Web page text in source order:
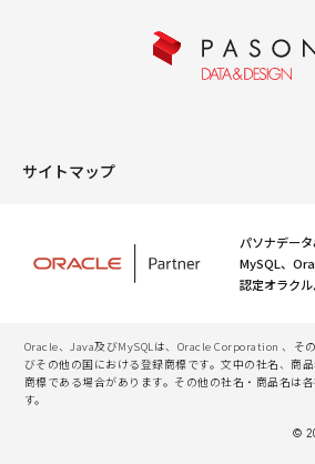
サイトマップ
パソナデー
MySQL、
認定オラクル
Oracle、Java及びMySQLは、Oracle Corporation 、そ
びその他の国における登録商標です。文中の社名、商
商標である場合があります。その他の社名・商品名は
す。
©